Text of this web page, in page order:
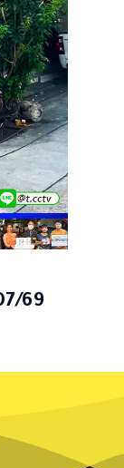
69